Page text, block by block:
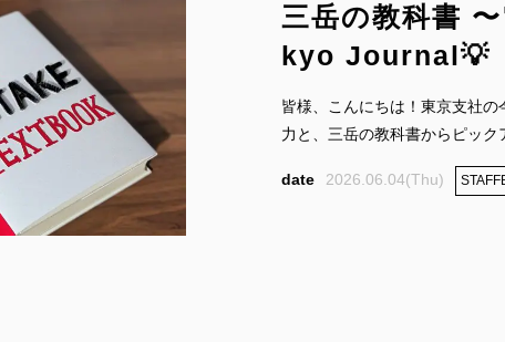
三岳の教科書
kyo Journal💡
皆様、こんにちは！東京支社
力と、三岳の教科書からピック
2026.06.04(Thu)